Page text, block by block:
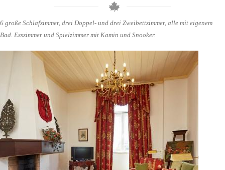
6 große Schlafzimmer, drei Doppel- und drei Zweibettzimmer, alle mit eigenem
Bad. Esszimmer und Spielzimmer mit Kamin und Snooker.